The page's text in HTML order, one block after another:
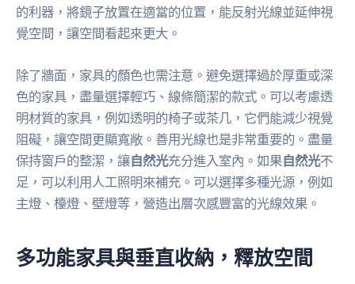
的利器，將鏡子放置在適當的位置，能反射光線並延伸視
覺空間，讓空間看起來更大。
除了牆面，家具的顏色也需注意。避免選擇過於厚重或深
色的家具，盡量選擇輕巧、線條簡潔的款式。可以考慮透
明材質的家具，例如透明的椅子或茶几，它們能減少視覺
阻礙，讓空間更顯寬敞。善用光線也是非常重要的。盡量
保持窗戶的整潔，讓自然光充分進入室內。如果自然光不
足，可以利用人工照明來補充。可以選擇多種光源，例如
主燈、檯燈、壁燈等，營造出層次感豐富的光線效果。
多功能家具與垂直收納，釋放空間